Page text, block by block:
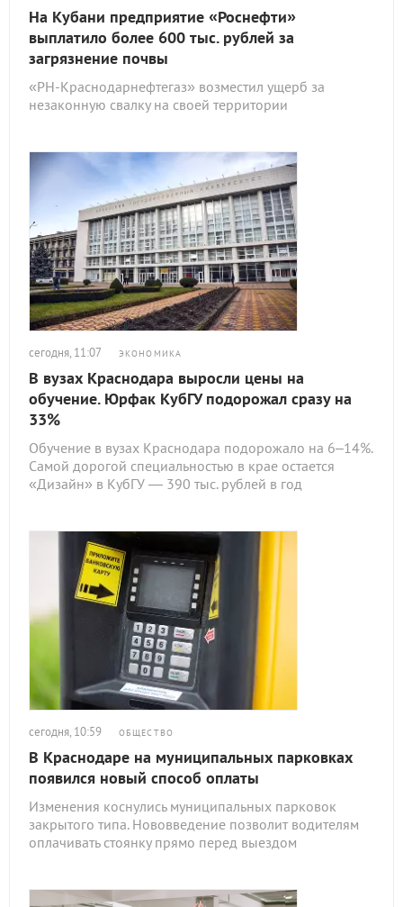
На Кубани предприятие «Роснефти»
выплатило более 600 тыс. рублей за
загрязнение почвы
«РН-Краснодарнефтегаз» возместил ущерб за
незаконную свалку на своей территории
сегодня, 11:07 ЭКОНОМИКА
В вузах Краснодара выросли цены на
обучение. Юрфак КубГУ подорожал сразу на
33%
Обучение в вузах Краснодара подорожало на 6–14%.
Самой дорогой специальностью в крае остается
«Дизайн» в КубГУ — 390 тыс. рублей в год
сегодня, 10:59 ОБЩЕСТВО
В Краснодаре на муниципальных парковках
появился новый способ оплаты
Изменения коснулись муниципальных парковок
закрытого типа. Нововведение позволит водителям
оплачивать стоянку прямо перед выездом